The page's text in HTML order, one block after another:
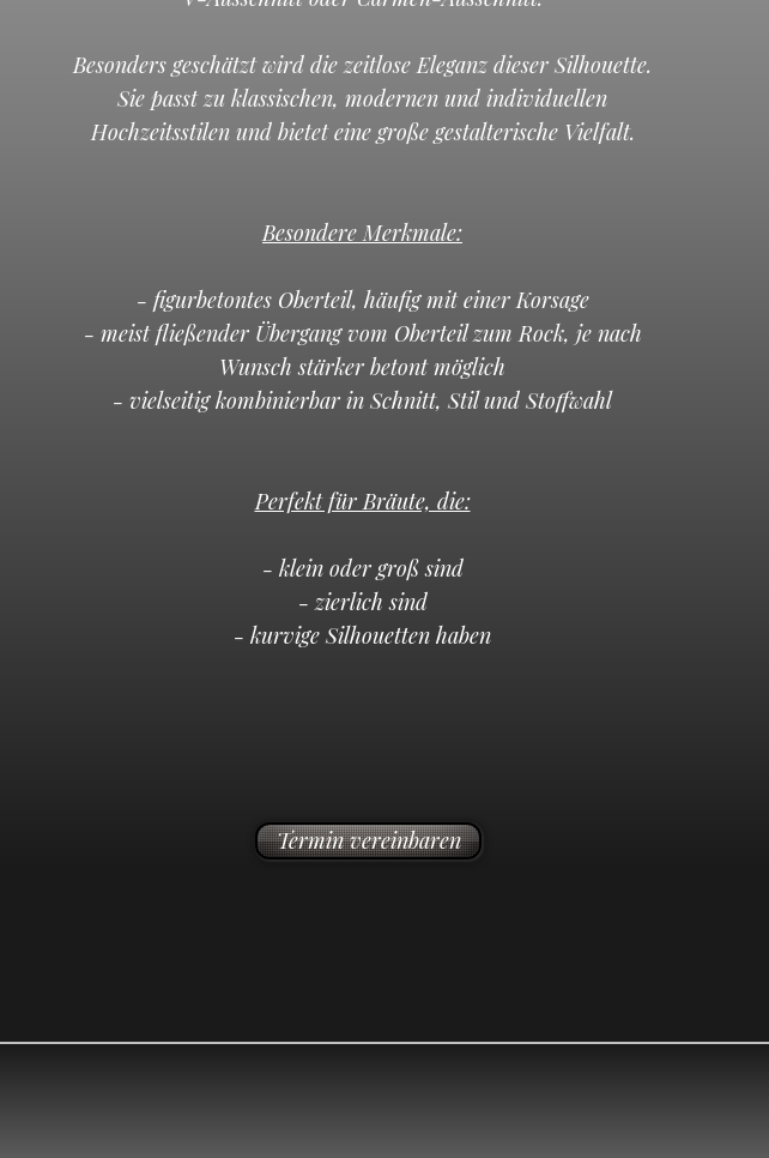
Besonders geschätzt wird die zeitlose Eleganz dieser Silhouette.
Sie passt zu klassischen, modernen und individuellen
Hochzeitsstilen und bietet eine große gestalterische Vielfalt.
Besondere Merkmale:
- figurbetontes Oberteil, häufig mit einer Korsage
- meist fließender Übergang vom Oberteil zum Rock, je nach
Wunsch stärker betont möglich
- vielseitig kombinierbar in Schnitt, Stil und Stoffwahl
Perfekt für Bräute, die:
- klein oder groß sind
- zierlich sind
- kurvige Silhouetten haben
Termin vereinbaren